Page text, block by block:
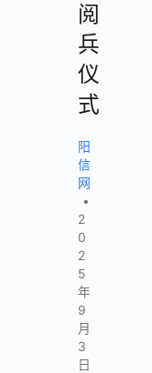
阅
兵
仪
式
阳
信
网
•
2
0
2
5
年
9
月
3
日